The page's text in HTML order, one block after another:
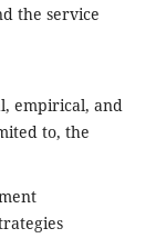
the service
empirical, and
to, the